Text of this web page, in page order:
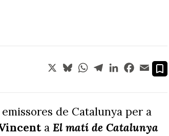
X BlueskyWhatsApp
TelegramLinkedInFacebook
Email
de Catalunya per a
a El matí de Catalunya